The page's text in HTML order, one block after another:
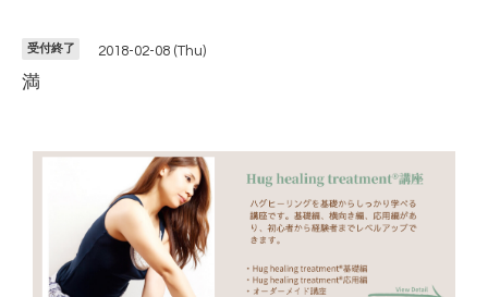
受付終了 2018-02-08 (Thu)
満